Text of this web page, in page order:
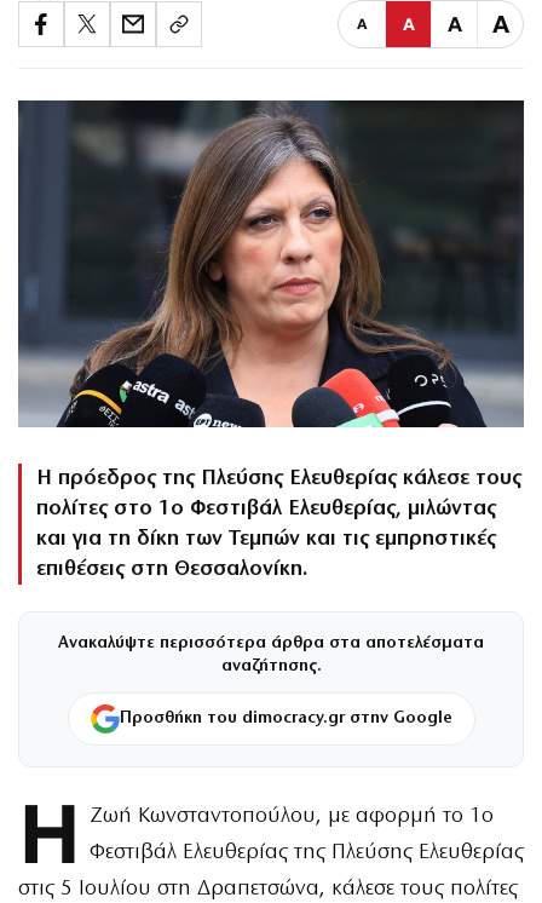
Α Α Α Α
Η πρόεδρος της Πλεύσης Ελευθερίας κάλεσε τους
πολίτες στο 1ο Φεστιβάλ Ελευθερίας, μιλώντας
και για τη δίκη των Τεμπών και τις εμπρηστικές
επιθέσεις στη Θεσσαλονίκη.
Ανακαλύψτε περισσότερα άρθρα στα αποτελέσματα
αναζήτησης.
Προσθήκη του dimocracy.gr στην Google
Η
Ζωή Κωνσταντοπούλου, με αφορμή το 1ο
Φεστιβάλ Ελευθερίας της Πλεύσης Ελευθερίας
στις 5 Ιουλίου στη Δραπετσώνα, κάλεσε τους πολίτες